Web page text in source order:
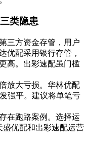
类隐患
三方资金存管，用户
优配采用银行存管，
高。出彩速配虽门槛
放大亏损。华林优配
强平。建议将单笔亏
在跑路案例。选择运
优配和出彩速配运营